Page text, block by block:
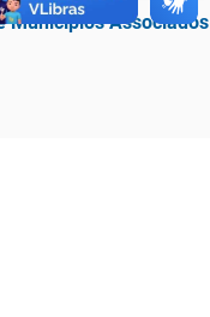
Municípios Associados